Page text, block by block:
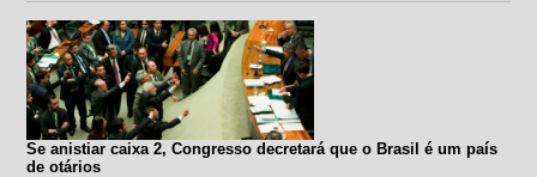
Se anistiar caixa 2, Congresso decretará que o Brasil é um país
de otários